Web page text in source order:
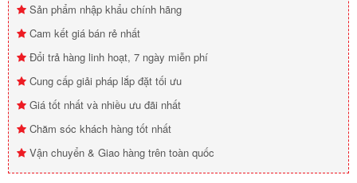
Sản phẩm nhập khẩu chính hãng
Cam kết giá bán rẻ nhất
Đổi trả hàng linh hoạt, 7 ngày miễn phí
Cung cấp giải pháp lắp đặt tối ưu
Giá tốt nhất và nhiều ưu đãi nhất
Chăm sóc khách hàng tốt nhất
Vận chuyển & Giao hàng trên toàn quốc